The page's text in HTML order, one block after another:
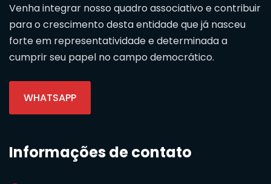
Venha integrar nosso quadro associativo e contribuir
para o crescimento desta entidade que já nasceu
forte em representatividade e determinada a
cumprir seu papel no campo democrático.
WHATSAPP
Informações de contato